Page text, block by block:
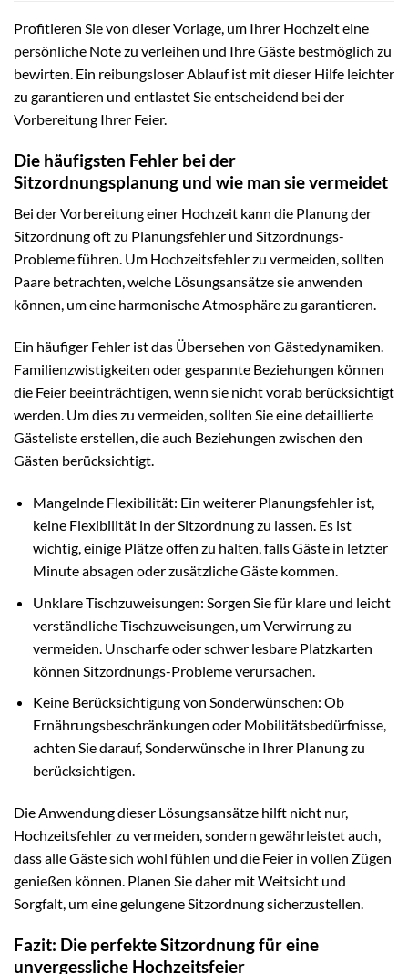
Profitieren Sie von dieser Vorlage, um Ihrer Hochzeit eine
persönliche Note zu verleihen und Ihre Gäste bestmöglich zu
bewirten. Ein reibungsloser Ablauf ist mit dieser Hilfe leichter
zu garantieren und entlastet Sie entscheidend bei der
Vorbereitung Ihrer Feier.
Die häufigsten Fehler bei der
Sitzordnungsplanung und wie man sie vermeidet
Bei der Vorbereitung einer Hochzeit kann die Planung der
Sitzordnung oft zu Planungsfehler und Sitzordnungs-
Probleme führen. Um Hochzeitsfehler zu vermeiden, sollten
Paare betrachten, welche Lösungsansätze sie anwenden
können, um eine harmonische Atmosphäre zu garantieren.
Ein häufiger Fehler ist das Übersehen von Gästedynamiken.
Familienzwistigkeiten oder gespannte Beziehungen können
die Feier beeinträchtigen, wenn sie nicht vorab berücksichtigt
werden. Um dies zu vermeiden, sollten Sie eine detaillierte
Gästeliste erstellen, die auch Beziehungen zwischen den
Gästen berücksichtigt.
Mangelnde Flexibilität: Ein weiterer Planungsfehler ist,
keine Flexibilität in der Sitzordnung zu lassen. Es ist
wichtig, einige Plätze offen zu halten, falls Gäste in letzter
Minute absagen oder zusätzliche Gäste kommen.
Unklare Tischzuweisungen: Sorgen Sie für klare und leicht
verständliche Tischzuweisungen, um Verwirrung zu
vermeiden. Unscharfe oder schwer lesbare Platzkarten
können Sitzordnungs-Probleme verursachen.
Keine Berücksichtigung von Sonderwünschen: Ob
Ernährungsbeschränkungen oder Mobilitätsbedürfnisse,
achten Sie darauf, Sonderwünsche in Ihrer Planung zu
berücksichtigen.
Die Anwendung dieser Lösungsansätze hilft nicht nur,
Hochzeitsfehler zu vermeiden, sondern gewährleistet auch,
dass alle Gäste sich wohl fühlen und die Feier in vollen Zügen
genießen können. Planen Sie daher mit Weitsicht und
Sorgfalt, um eine gelungene Sitzordnung sicherzustellen.
Fazit: Die perfekte Sitzordnung für eine
unvergessliche Hochzeitsfeier